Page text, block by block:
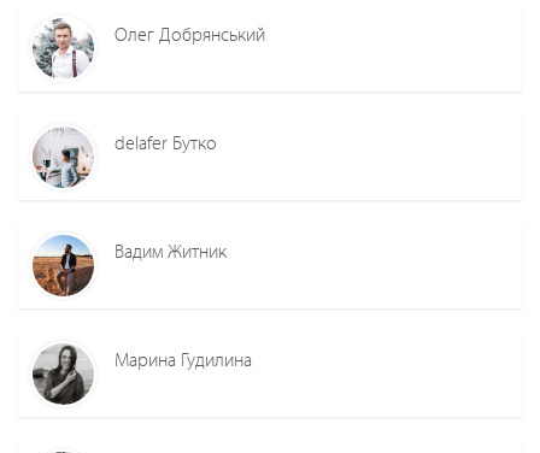
Олег Добрянський
delafer Бутко
Вадим Житник
Марина Гудилина